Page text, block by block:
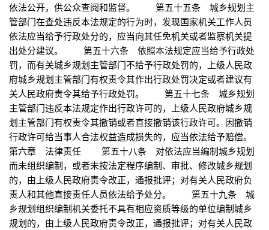
依法公开，供公众查阅和监督。 第五十五条 城乡规划主
管部门在查处违反本法规定的行为时，发现国家机关工作人员
依法应当给予行政处分的，应当向其任免机关或者监察机关提
出处分建议。 第五十六条 依照本法规定应当给予行政处
罚，而有关城乡规划主管部门不给予行政处罚的，上级人民政
府城乡规划主管部门有权责令其作出行政处罚决定或者建议有
关人民政府责令其给予行政处罚。 第五十七条 城乡规划
主管部门违反本法规定作出行政许可的，上级人民政府城乡规
划主管部门有权责令其撤销或者直接撤销该行政许可。因撤销
行政许可给当事人合法权益造成损失的，应当依法给予赔偿。
第六章 法律责任 第五十八条 对依法应当编制城乡规划
而未组织编制，或者未按法定程序编制、审批、修改城乡规划
的，由上级人民政府责令改正，通报批评；对有关人民政府负
责人和其他直接责任人员依法给予处分。 第五十九条 城
乡规划组织编制机关委托不具有相应资质等级的单位编制城乡
规划的，由上级人民政府责令改正，通报批评；对有关人民政